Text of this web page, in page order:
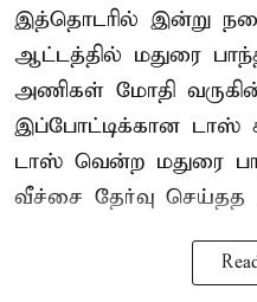
இத்தொடரில் இன்று
ஆட்டத்தில் மதுரை
அணிகள் மோதி
இப்போட்டிக்கான டாஸ்
டாஸ் வென்ற மதுரை
வீச்சை தேர்வு செய்தத